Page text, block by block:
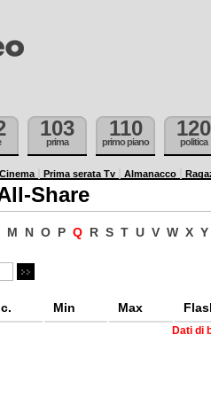
103
prima
110
primo piano
120
politica
Cinema Prima serata Tv Almanacco
Share
M N O P Q R S T U V W X Y
Min Max
Dati di